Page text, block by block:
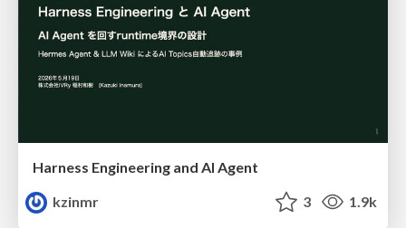
Harness Engineering and Al Agent
kzinmr
3 1.9k